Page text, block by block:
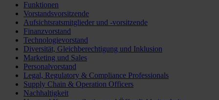
Funktionen
Vorstandsvorsitzende
Aufsichtsratsmitglieder und -vorsitzende
Finanzvorstand
Technologievorstand
Diversität, Gleichberechtigung und Inklusion
Marketing und Sales
Personalvorstand
Legal, Regulatory & Compliance Professionals
Supply Chain & Operation Officers
Nachhaltigkeit